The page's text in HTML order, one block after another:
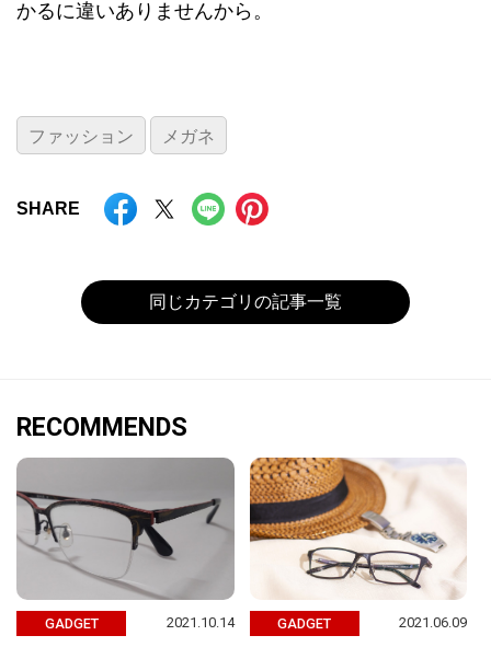
かるに違いありませんから。
ファッション メガネ
SHARE
同じカテゴリの記事一覧
RECOMMENDS
GADGET 2021.10.14 GADGET 2021.06.09